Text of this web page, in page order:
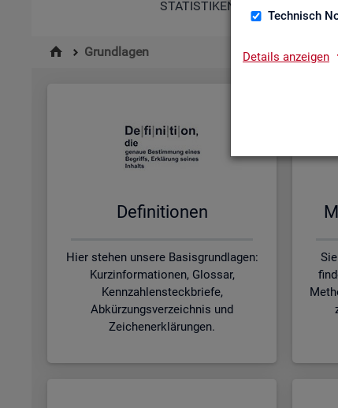
Technisch
Details anzeigen
STATISTIKEN
Grundlagen
De­fi­ni­tio­nen
Hier stehen unsere Basisgrundlagen:
Kurzinformationen, Glossar,
Kennzahlensteckbriefe,
Abkürzungsverzeichnis und
Zeichenerklärungen.